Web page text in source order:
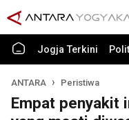
Jogja Terkini
ANTARA Peristiwa
Empat penyakit